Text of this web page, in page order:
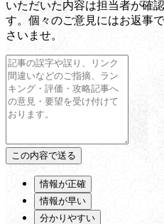
いただいた内容は担当者が確
す。個々のご意見にはお返事
さいませ。
情報が正確
情報が早い
分かりやすい